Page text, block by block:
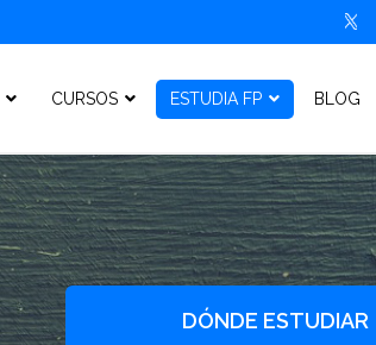
CURSOS ESTUDIA FP BLOG
DÓNDE ESTUDIAR